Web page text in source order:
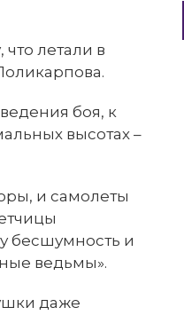
летали в
боя, к
высотах –
и самолеты
бесшумность и
ведьмы».
даже